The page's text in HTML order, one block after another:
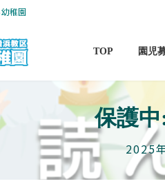
稚園
TOP 園児
保護
2025